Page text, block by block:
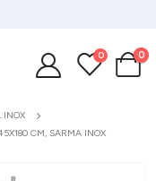
0 0
INOX
CM, SARMA INOX